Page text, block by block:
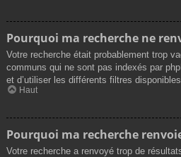
Pourquoi ma recherche ne
Votre recherche était probablement trop
communs qui ne sont pas indexés par
et d’utiliser les différents filtres
Haut
Pourquoi ma recherche
Votre recherche a renvoyé trop de